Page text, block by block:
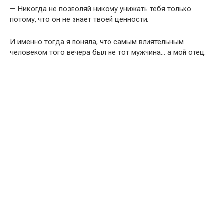
— Никогда не позволяй никому унижать тебя только
потому, что он не знает твоей ценности.
И именно тогда я поняла, что самым влиятельным
человеком того вечера был не тот мужчина… а мой отец.